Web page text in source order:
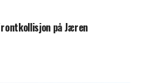
på Jæren